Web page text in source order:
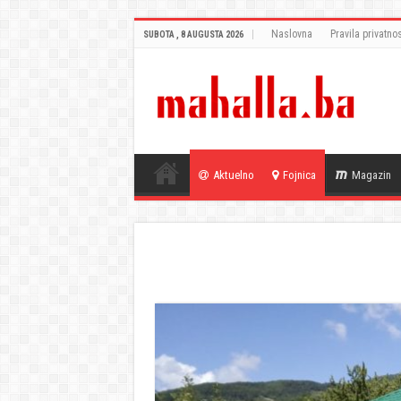
SUBOTA , 8 AUGUSTA 2026 Naslovna Pravila
Aktuelno Fojnica Magazin